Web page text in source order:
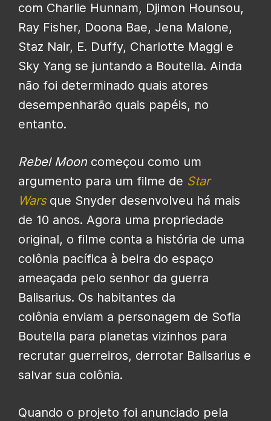
com Charlie Hunnam, Djimon Hounsou,
Ray Fisher, Doona Bae, Jena Malone,
Staz Nair, E. Duffy, Charlotte Maggi e
Sky Yang se juntando a Boutella. Ainda
não foi determinado quais atores
desempenharão quais papéis, no
entanto.
Rebel Moon começou como um
argumento para um filme de Star
Warsque Snyder desenvolveu há mais
de 10 anos. Agora uma propriedade
original, o filme conta a história de uma
colônia pacífica à beira do espaço
ameaçada pelo senhor da guerra
Balisarius. Os habitantes da
colônia enviam a personagem de Sofia
Boutella para planetas vizinhos para
recrutar guerreiros, derrotar Balisarius e
salvar sua colônia.
Quando o projeto foi anunciado pela